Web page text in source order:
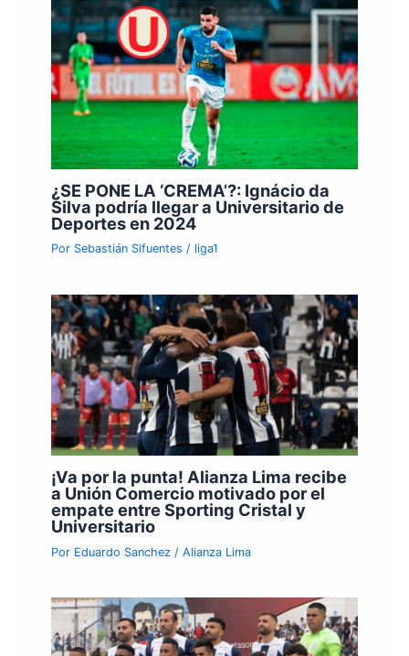
¿SE PONE LA ‘CREMA’?: Ignácio da
Silva podría llegar a Universitario de
Deportes en 2024
Por Sebastián Sifuentes/ liga1
¡Va por la punta! Alianza Lima recibe
a Unión Comercio motivado por el
empate entre Sporting Cristal y
Universitario
Por Eduardo Sanchez /Alianza Lima